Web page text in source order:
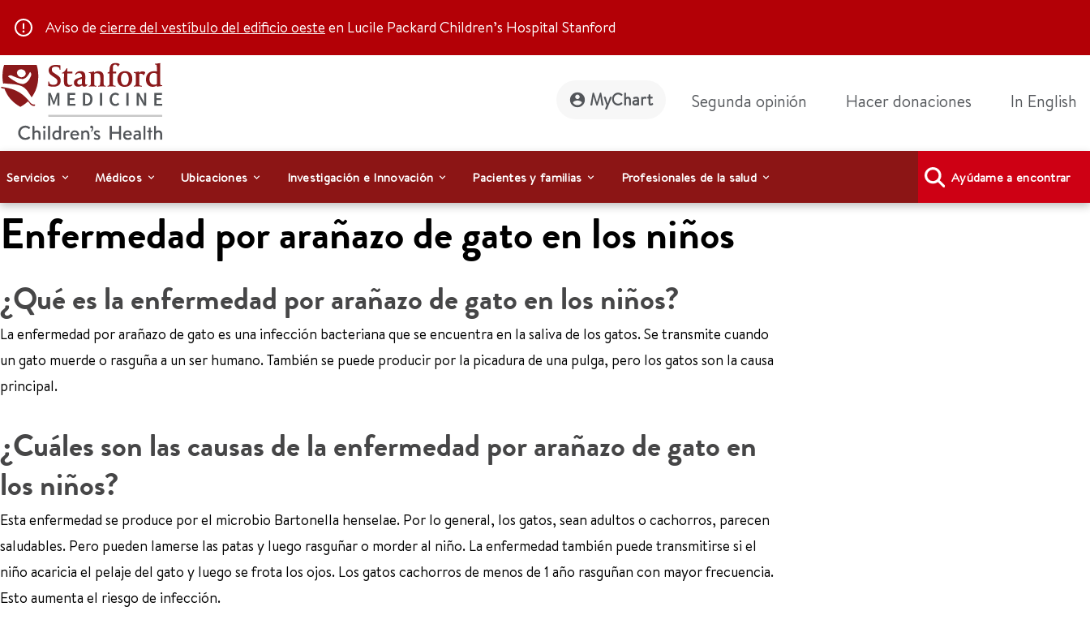
Aviso de cierre del vestíbulo del edificio oeste en Lucile Packard Children’s Hospital Stanford
MyChart Segunda opinión Hacer donaciones In English
Servicios Médicos Ubicaciones Investigación e Innovación Pacientes y familias Profesionales de la salud Ayúdame a encontrar
Enfermedad por arañazo de gato en los niños
¿Qué es la enfermedad por arañazo de gato en los niños?
La enfermedad por arañazo de gato es una infección bacteriana que se encuentra en la saliva de los gatos. Se transmite cuando
un gato muerde o rasguña a un ser humano. También se puede producir por la picadura de una pulga, pero los gatos son la causa
principal.
¿Cuáles son las causas de la enfermedad por arañazo de gato en
los niños?
Esta enfermedad se produce por el microbio Bartonella henselae. Por lo general, los gatos, sean adultos o cachorros, parecen
saludables. Pero pueden lamerse las patas y luego rasguñar o morder al niño. La enfermedad también puede transmitirse si el
niño acaricia el pelaje del gato y luego se frota los ojos. Los gatos cachorros de menos de 1 año rasguñan con mayor frecuencia.
Esto aumenta el riesgo de infección.